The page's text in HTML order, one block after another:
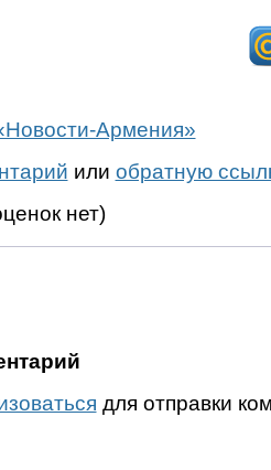
Армения»
или обратную
нет)
для отправки